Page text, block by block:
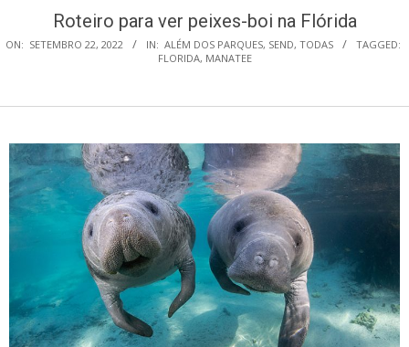
Roteiro para ver peixes-boi na Flórida
ON: SETEMBRO 22, 2022 IN: ALÉM DOS PARQUES, SEND, TODAS
TAGGED:
FLORIDA, MANATEE